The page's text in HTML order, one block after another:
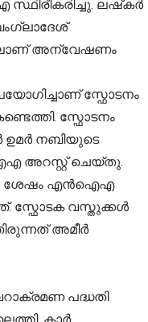
ലഷ്‌കർ
അന്വേഷണം
സ്ഫോടനം
സ്ഫോടനം
ഉമർ നബിയുടെ
അറസ്റ്റ് ചെയ്തു.
ശേഷം എൻഐഎ
സ്ഫോടക വസ്തുക്കൾ
അമീർ
പദ്ധതി